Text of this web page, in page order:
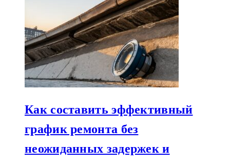
Как составить эффективный
график ремонта без
неожиданных задержек и